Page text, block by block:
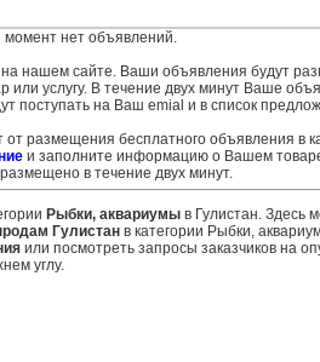
нет объявлений.
на нашем сайте. Ваши объявления будут
услугу. В течение двух минут Ваше
поступать на Ваш emial и в список
размещения бесплатного объявления в
и заполните информацию о Вашем товаре
в течение двух минут.
Рыбки, аквариумыв Гулистан. Здесь
Гулистанв категории Рыбки,
или посмотреть запросы заказчиков на
углу.